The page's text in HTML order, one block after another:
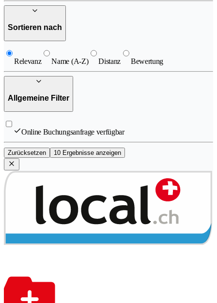
Sortieren nach
Relevanz Name (A-Z) Distanz Bewertung
Allgemeine Filter
Online Buchungsanfrage verfügbar
Zurücksetzen 10 Ergebnisse anzeigen